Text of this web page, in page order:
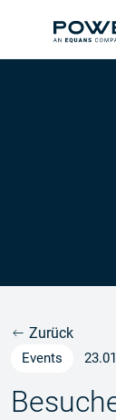
Zurück
Events